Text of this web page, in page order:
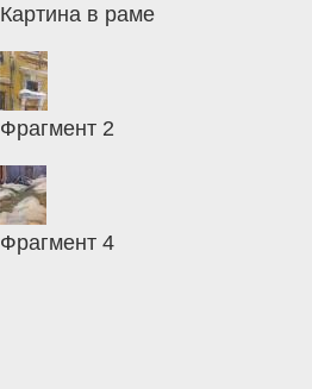
Картина в раме
Фрагмент 2
Фрагмент 4